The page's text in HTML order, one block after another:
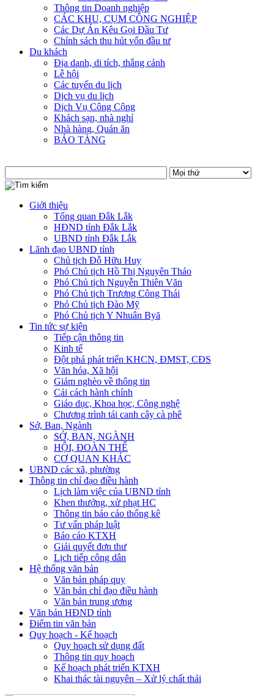
Thông tin Doanh nghiệp
CÁC KHU, CỤM CÔNG NGHIỆP
Các Dự Án Kêu Gọi Đầu Tư
Chính sách thu hút vốn đầu tư
Du khách
Địa danh, di tích, thắng cảnh
Lễ hội
Các tuyến du lịch
Dịch vụ du lịch
Dịch Vụ Công Cộng
Khách sạn, nhà nghỉ
Nhà hàng, Quán ăn
BẢO TÀNG
Giới thiệu
Tổng quan Đắk Lắk
HĐND tỉnh Đắk Lắk
UBND tỉnh Đắk Lắk
Lãnh đạo UBND tỉnh
Chủ tịch Đỗ Hữu Huy
Phó Chủ tịch Hồ Thị Nguyên Thảo
Phó Chủ tịch Nguyễn Thiên Văn
Phó Chủ tịch Trương Công Thái
Phó Chủ tịch Đào Mỹ
Phó Chủ tịch Y Nhuân Byă
Tin tức sự kiện
Tiếp cận thông tin
Kinh tế
Đột phá phát triển KHCN, ĐMST, CĐS
Văn hóa, Xã hội
Giảm nghèo về thông tin
Cải cách hành chính
Giáo dục, Khoa học, Công nghệ
Chương trình tái canh cây cà phê
Sở, Ban, Ngành
SỞ, BAN, NGÀNH
HỘI, ĐOÀN THỂ
CƠ QUAN KHÁC
UBND các xã, phường
Thông tin chỉ đạo điều hành
Lịch làm việc của UBND tỉnh
Khen thưởng, xử phạt HC
Thông tin báo cáo thống kê
Tư vấn pháp luật
Báo cáo KTXH
Giải quyết đơn thư
Lịch tiếp công dân
Hệ thống văn bản
Văn bản pháp quy
Văn bản chỉ đạo điều hành
Văn bản trung ương
Văn bản HĐND tỉnh
Điểm tin văn bản
Quy hoạch - Kế hoạch
Quy hoạch sử dụng đất
Thông tin quy hoạch
Kế hoạch phát triển KTXH
Khai thác tài nguyên – Xử lý chất thải